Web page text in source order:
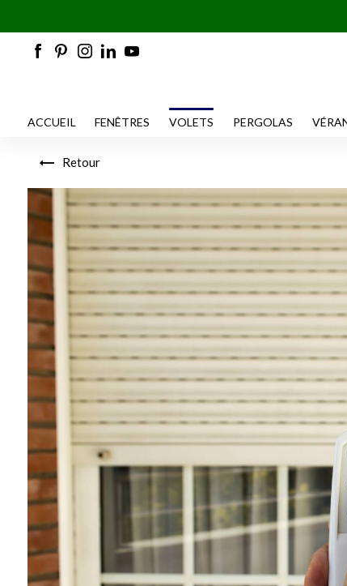
ACCUEIL FENÊTRES VOLETS PERGOLAS
Retour